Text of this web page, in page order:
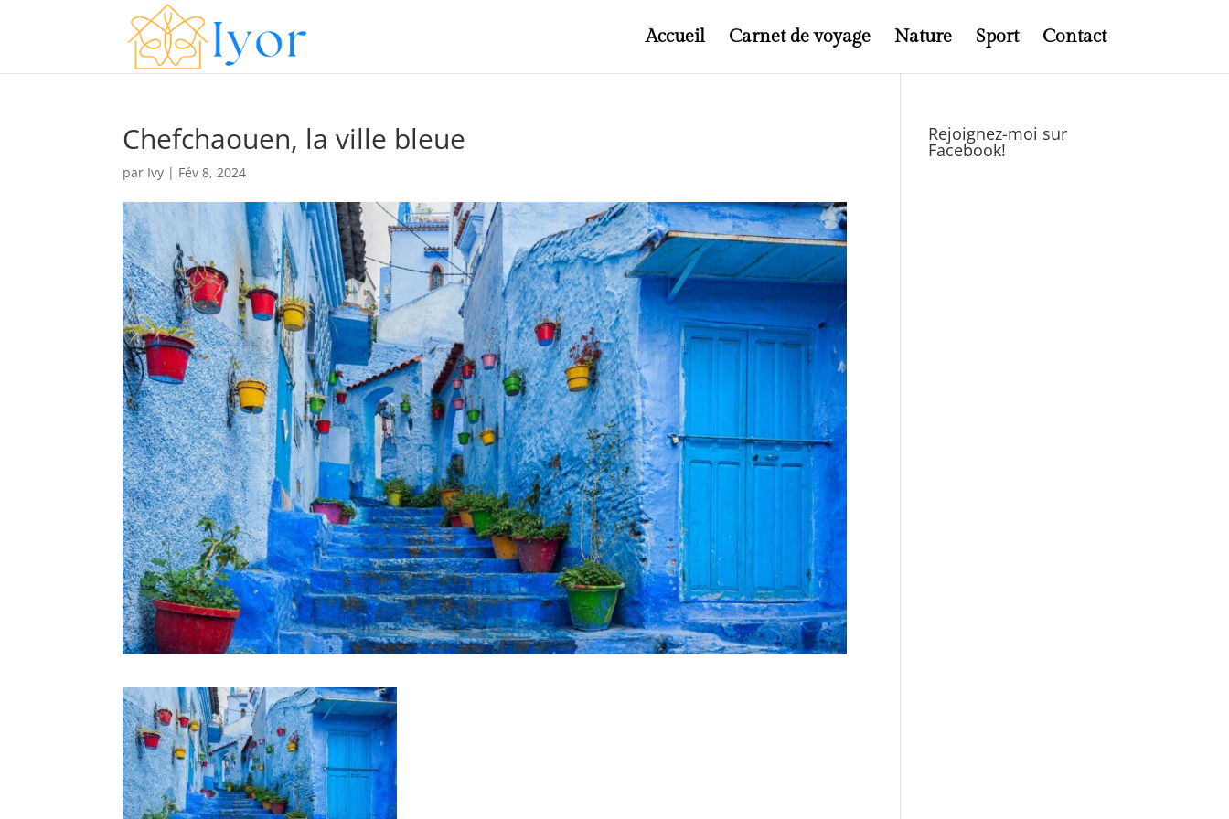
Accueil Carnet de voyage Nature Sport Contact
Chefchaouen, la ville bleue
par Ivy | Fév 8, 2024
Rejoignez-moi sur
Facebook!